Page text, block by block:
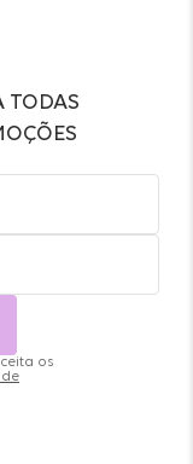
TODAS
os